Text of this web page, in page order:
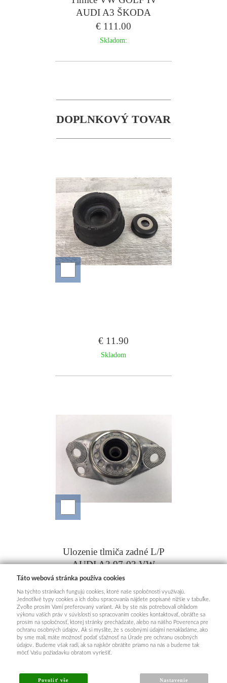
AUDI A3 ŠKODA
OCTAVIA I - DACO sada
€ 111.00
Skladom:
DOPLNKOVÝ TOVAR
€ 11.90
Skladom
Ulozenie tlmiča zadné L/P
AUDI A3 97-03 VW
GOLF IV 98-04 SKODA
- KRAFT
€ 17.30
Skladom
Táto webová stránka používa cookies
Na týchto stránkach fungujú cookies, ktoré naše spoločnosti využívajú.
Jednotlivé typy cookies a ich dobu spracovania nájdete popísané nižšie v tabuľke.
Zvoľte prosím Vami preferovaný variant. Ak by ste nás potrebovali ohľadom
výkonu vašich práv v súvislosti so spracovaním cookies kontaktovať, obráťte sa
prosím na spoločnosť, ktorej stránky prechádzate, alebo na nášho Poverenca pre
ochranu osobných údajov. Ak si myslíte, že s osobnými údajmi nenakladáme, ako
by sme mali, máte možnosť podať sťažnosť na Úrade pre ochranu osobných
údajov. Budeme však radi, ak sa najskôr obrátite priamo na nás a budeme tak
môcť Vašu požiadavku obratom vyriešiť.
Povoliť vše Nastavenie